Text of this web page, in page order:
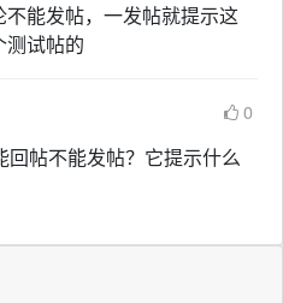
能发帖，一发帖就提示这
测试帖的
0
回帖不能发帖？它提示什么